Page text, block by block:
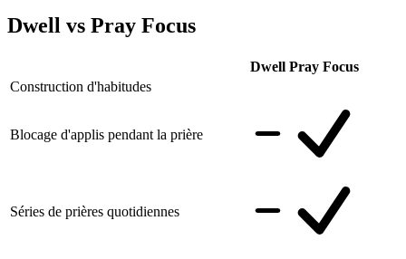
Dwell vs Pray Focus
Dwell Pray Focus
Construction d'habitudes
Blocage d'applis pendant la prière
Séries de prières quotidiennes